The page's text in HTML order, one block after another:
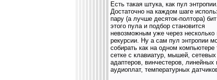
Есть такая штука, как пул
Достаточно на каждом шаге
пару (а лучше десяток-полтора)
этого пула и подбор становится
невозможным уже через несколько
рекурсии. Ну а сам пул энтропии
собирать как на одном компьютере
сетке с клавиатур, мышей, сетевых
адаптеров, винчестеров, линейных
аудиоплат, температурных